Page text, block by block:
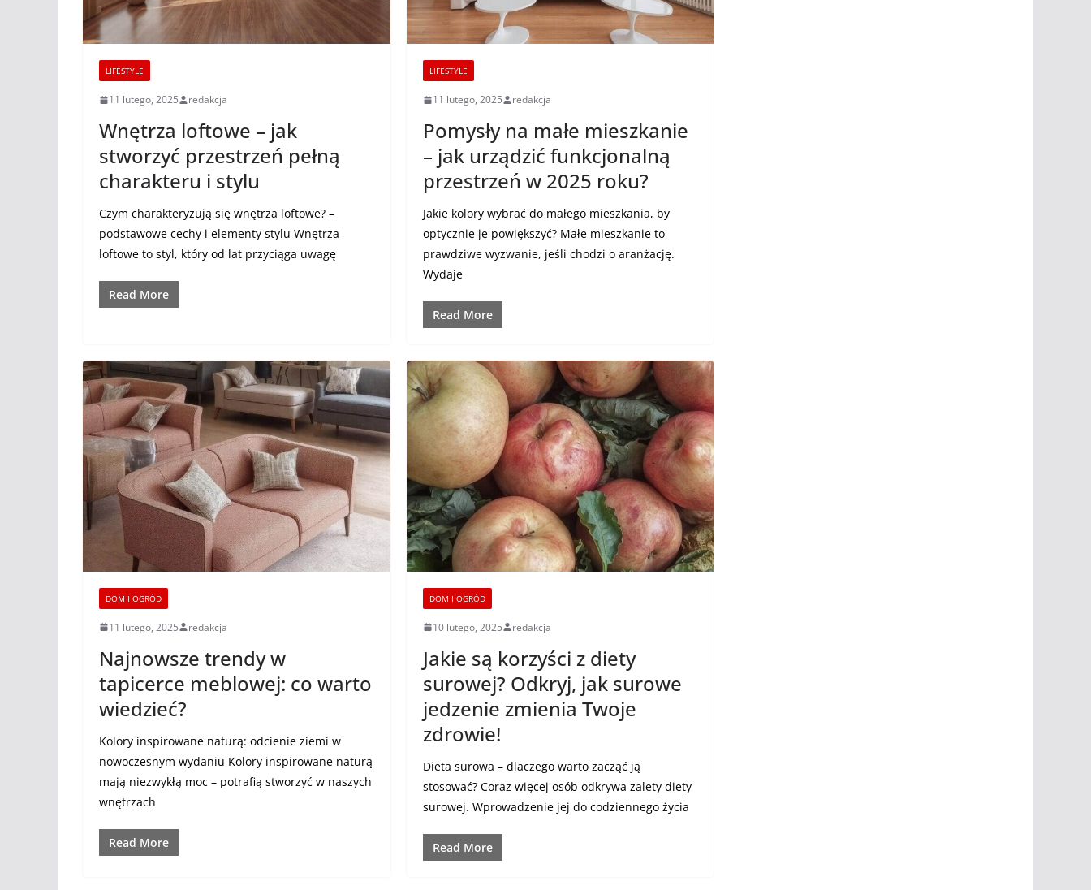
LIFESTYLE
11 lutego, 2025 redakcja
Wnętrza loftowe – jak
stworzyć przestrzeń pełną
charakteru i stylu
Czym charakteryzują się wnętrza loftowe? –
podstawowe cechy i elementy stylu Wnętrza
loftowe to styl, który od lat przyciąga uwagę
Read More
LIFESTYLE
11 lutego, 2025 redakcja
Pomysły na małe mieszkanie
– jak urządzić funkcjonalną
przestrzeń w 2025 roku?
Jakie kolory wybrać do małego mieszkania, by
optycznie je powiększyć? Małe mieszkanie to
prawdziwe wyzwanie, jeśli chodzi o aranżację.
Wydaje
Read More
DOM I OGRÓD
11 lutego, 2025 redakcja
Najnowsze trendy w
tapicerce meblowej: co warto
wiedzieć?
Kolory inspirowane naturą: odcienie ziemi w
nowoczesnym wydaniu Kolory inspirowane naturą
mają niezwykłą moc – potrafią stworzyć w naszych
wnętrzach
Read More
DOM I OGRÓD
10 lutego, 2025 redakcja
Jakie są korzyści z diety
surowej? Odkryj, jak surowe
jedzenie zmienia Twoje
zdrowie!
Dieta surowa – dlaczego warto zacząć ją
stosować? Coraz więcej osób odkrywa zalety diety
surowej. Wprowadzenie jej do codziennego życia
Read More